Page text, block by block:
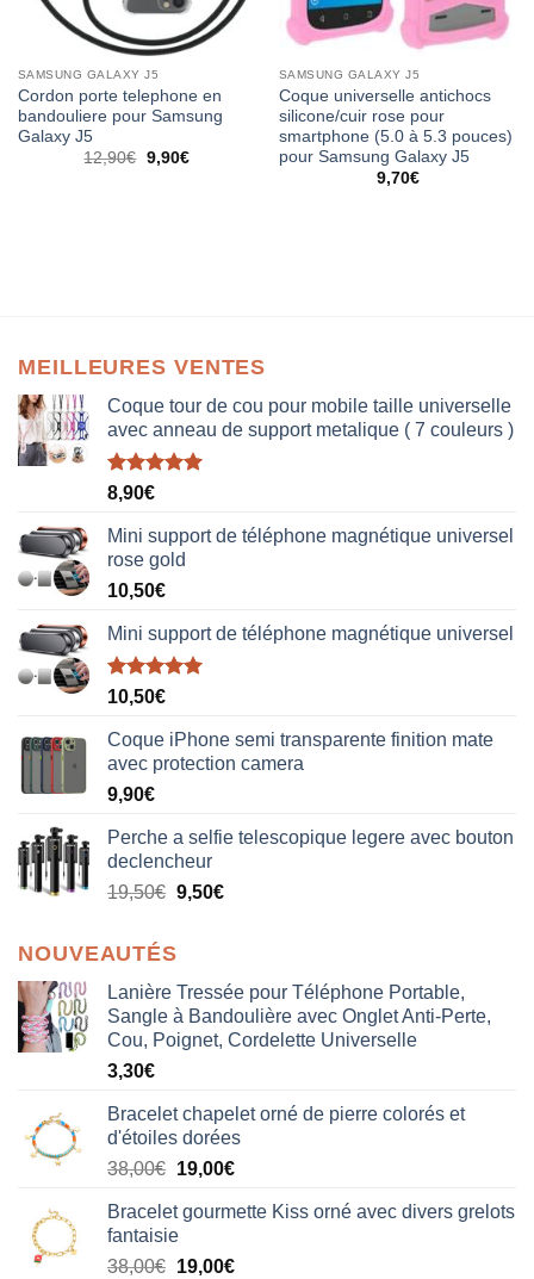
SAMSUNG GALAXY J5
Cordon porte telephone en
bandouliere pour Samsung
Galaxy J5
12,90€ 9,90€
SAMSUNG GALAXY J5
Coque universelle antichocs
silicone/cuir rose pour
smartphone (5.0 à 5.3 pouces)
pour Samsung Galaxy J5
9,70€
MEILLEURES VENTES
Coque tour de cou pour mobile taille universelle
avec anneau de support metalique ( 7 couleurs )
Note5.00
8,90€
Mini support de téléphone magnétique universel
rose gold
10,50€
Mini support de téléphone magnétique universel
Note5.00
10,50€
Coque iPhone semi transparente finition mate
avec protection camera
9,90€
Perche a selfie telescopique legere avec bouton
declencheur
19,50€ 9,50€
NOUVEAUTÉS
Lanière Tressée pour Téléphone Portable,
Sangle à Bandoulière avec Onglet Anti-Perte,
Cou, Poignet, Cordelette Universelle
3,30€
Bracelet chapelet orné de pierre colorés et
d'étoiles dorées
38,00€ Le
initial
était :
38,00€.
19,00€Le
actuel
19,00€.
Bracelet gourmette Kiss orné avec divers grelots
fantaisie
38,00€ Le
19,00€Le